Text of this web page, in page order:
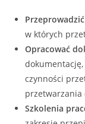
w których
Opracować
czynności
przetwarzania
Szkolenia